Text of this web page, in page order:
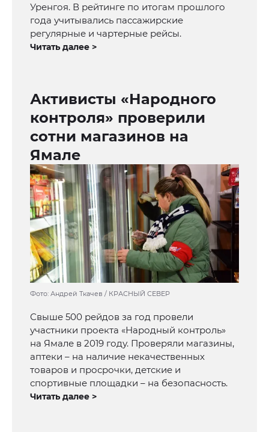
Уренгоя. В рейтинге по итогам прошлого
года учитывались пассажирские
регулярные и чартерные рейсы.
Читать далее >
Активисты «Народного
контроля» проверили
сотни магазинов на
Ямале
Фото: Андрей Ткачев / КРАСНЫЙ СЕВЕР
Свыше 500 рейдов за год провели
участники проекта «Народный контроль»
на Ямале в 2019 году. Проверяли магазины,
аптеки – на наличие некачественных
товаров и просрочки, детские и
спортивные площадки – на безопасность.
Читать далее >